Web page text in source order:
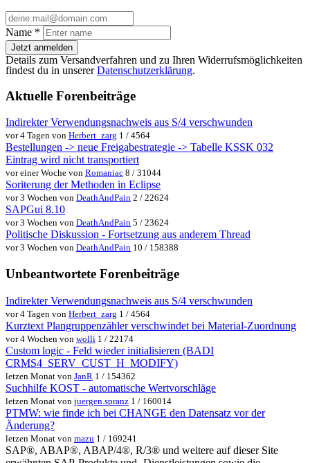
Name *
Jetzt anmelden
Details zum Versandverfahren und zu Ihren Widerrufsmöglichkeiten
findest du in unsererDatenschutzerklärung.
Aktuelle Forenbeiträge
Indirekter Verwendungsnachweis aus S/4 verschwunden
vor 4 Tagen von Herbert_zarg 1 / 4564
Bestellungen -> neue Freigabestrategie -> Tabelle KSSK 032
Eintrag wird nicht transportiert
vor einer Woche von Romaniac 8 / 31044
Soriterung der Methoden in Eclipse
vor 3 Wochen von DeathAndPain 2 / 22624
SAPGui 8.10
vor 3 Wochen von DeathAndPain 5 / 23624
Politische Diskussion - Fortsetzung aus anderem Thread
vor 3 Wochen von DeathAndPain 10 / 158388
Unbeantwortete Forenbeiträge
Indirekter Verwendungsnachweis aus S/4 verschwunden
vor 4 Tagen von Herbert_zarg 1 / 4564
Kurztext Plangruppenzähler verschwindet bei Material-Zuordnung
vor 4 Wochen von wolli 1 / 22174
Custom logic - Feld wieder initialisieren (BADI
CRMS4_SERV_CUST_H_MODIFY)
letzen Monat von JanR 1 / 154362
Suchhilfe KOST - automatische Wertvorschläge
letzen Monat von juergen.spranz 1 / 160014
PTMW: wie finde ich bei CHANGE den Datensatz vor der
Änderung?
letzen Monat von mazu 1 / 169241
SAP®, ABAP®, ABAP/4®, R/3® und weitere auf dieser Site